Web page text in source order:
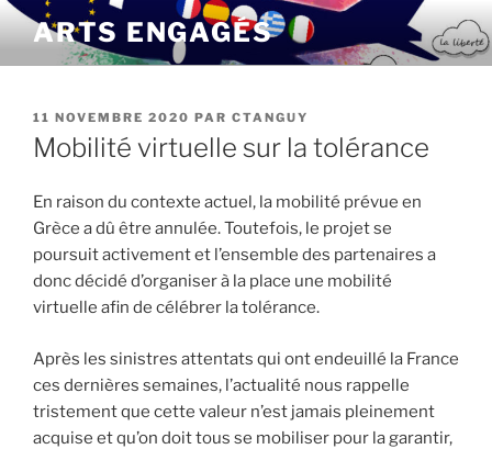
Aller
contenu
ARTS ENGAGÉS
PUBLIÉ
LE
11 NOVEMBRE 2020 PAR CTANGUY
Mobilité virtuelle sur la tolérance
En raison du contexte actuel, la mobilité prévue en
Grèce a dû être annulée. Toutefois, le projet se
poursuit activement et l’ensemble des partenaires a
donc décidé d’organiser à la place une mobilité
virtuelle afin de célébrer la tolérance.
Après les sinistres attentats qui ont endeuillé la France
ces dernières semaines, l’actualité nous rappelle
tristement que cette valeur n’est jamais pleinement
acquise et qu’on doit tous se mobiliser pour la garantir,